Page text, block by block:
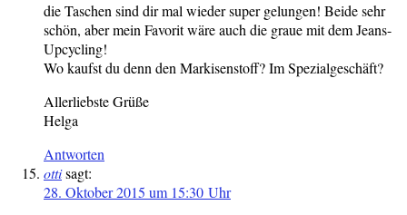
die Taschen sind dir mal wieder super gelungen! Beide sehr
schön, aber mein Favorit wäre auch die graue mit dem Jeans-
Upcycling!
Wo kaufst du denn den Markisenstoff? Im Spezialgeschäft?
Allerliebste Grüße
Helga
Antworten
ottisagt:
28. Oktober 2015 um 15:30 Uhr